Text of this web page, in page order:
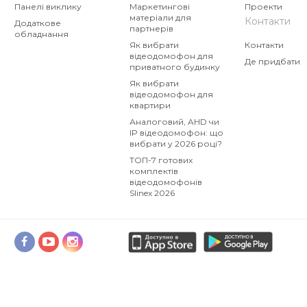
Панелі виклику
Додаткове
обладнання
Маркетингові
матеріали для
партнерів
Як вибрати
відеодомофон для
приватного будинку
Як вибрати
відеодомофон для
квартири
Аналоговий, AHD чи
IP відеодомофон: що
вибрати у 2026 році?
ТОП-7 готових
комплектів
відеодомофонів
Slinex 2026
Проекти
Контакти
Контакти
Де придбати